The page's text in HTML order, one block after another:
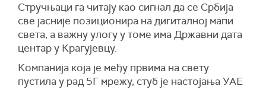
Стручњаци га читају као сигнал да се Србија
све јасније позиционира на дигиталној мапи
света, а важну улогу у томе има Државни дата
центар у Крагујевцу.
Компанија која је међу првима на свету
пустила у рад 5Г мрежу, стуб је настојања УАЕ